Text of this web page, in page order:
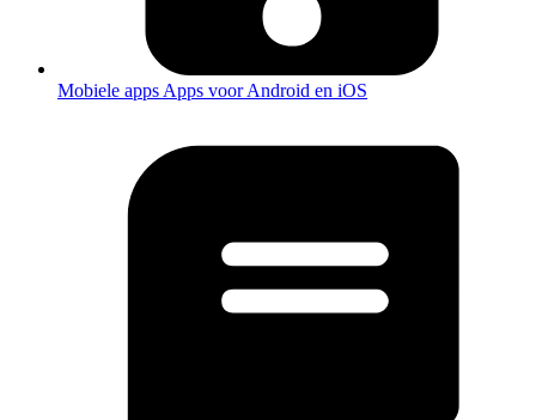
Mobiele apps Apps voor Android en iOS